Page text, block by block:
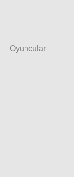
Oyuncular